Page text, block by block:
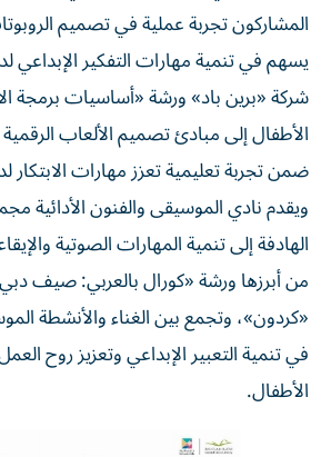
المشاركون تجربة عملية في تصميم
يسهم في تنمية مهارات التفكير الإبداعي
شركة «برين باد» ورشة «أساسيات برمجة
الأطفال إلى مبادئ تصميم الألعاب
ضمن تجربة تعليمية تعزز مهارات الابتكار
ويقدم نادي الموسيقى والفنون الأدائية
الهادفة إلى تنمية المهارات الصوتية
من أبرزها ورشة «كورال بالعربي: صيف
«كردون»، وتجمع بين الغناء والأنشطة
في تنمية التعبير الإبداعي وتعزيز روح
الأطفال.